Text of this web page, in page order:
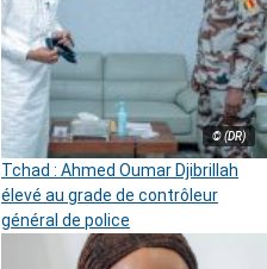
© (DR)
Tchad : Ahmed Oumar Djibrillah
élevé au grade de contrôleur
général de police